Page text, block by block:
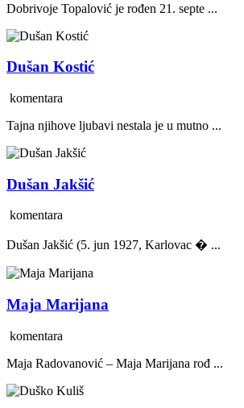
Dobrivoje Topalović je rođen 21. septe ...
Dušan Kostić
komentara
Tajna njihove ljubavi nestala je u mutno ...
Dušan Jakšić
komentara
Dušan Jakšić (5. jun 1927, Karlovac � ...
Maja Marijana
komentara
Maja Radovanović – Maja Marijana rođ ...